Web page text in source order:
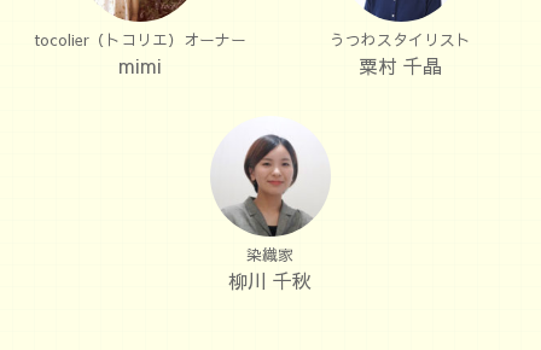
tocolier（トコリエ）オーナー
mimi
うつわスタイリスト
粟村 千晶
染織家
柳川 千秋